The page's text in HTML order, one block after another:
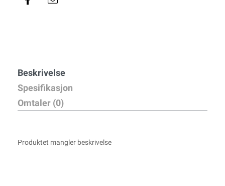
Beskrivelse
Spesifikasjon
Omtaler (0)
Produktet mangler beskrivelse